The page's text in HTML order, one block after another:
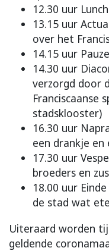
12.30 uur Lunch
13.15 uur
over het
14.15 uur Pauze
14.30 uur
verzorgd door
Franciscaanse
stadsklooster)
16.30 uur
een drankje en
17.30 uur
broeders en
18.00 uur
de stad wat
Uiteraard worden
geldende